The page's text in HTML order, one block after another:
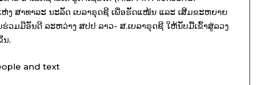
ງ ສາທາລະ ນະລັດ ເບລາຣຸດຊີ ເພື່ອຮັດແໜ້ນ ແລະ ເສີມຂະຫຍາຍ
ວມມືອັນດີ ລະຫວ່າງ ສປປ ລາວ- ສ.ເບລາຣຸດຊີ ໃຫ້ນັບມື້ເຂົ້າສູ່ລວງ
ນ.